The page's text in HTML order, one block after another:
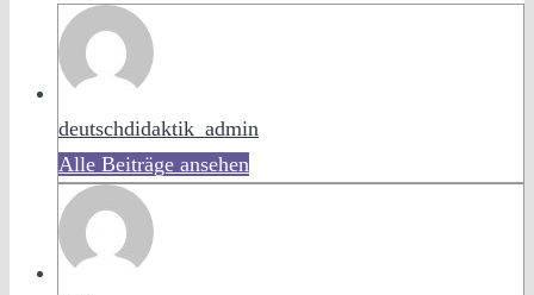
deutschdidaktik_admin
Alle Beiträge ansehen